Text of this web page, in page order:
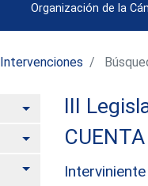
Organización de la
Intervenciones
Alternar
Alternar
Alternar
III
Interviniente